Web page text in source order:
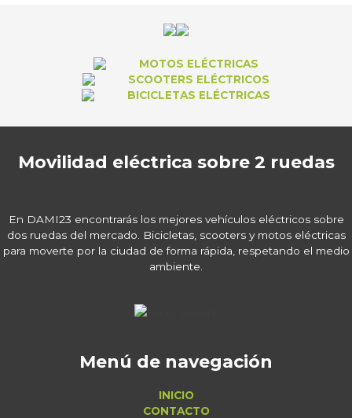
MOTOS ELÉCTRICAS
SCOOTERS ELÉCTRICOS
BICICLETAS ELÉCTRICAS
Movilidad eléctrica sobre 2 ruedas
En DAMI23 encontrarás los mejores vehículos eléctricos sobre
dos ruedas del mercado. Bicicletas, scooters y motos eléctricas
para moverte por la ciudad de forma rápida, respetando el medio
ambiente.
Menú de navegación
INICIO
CONTACTO